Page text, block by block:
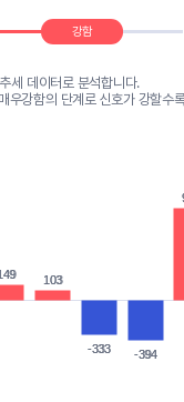
강함
세 데이터로 분석합니다.
강함의 단계로 신호가 강할수
103
103
-333
-333 -394
-394